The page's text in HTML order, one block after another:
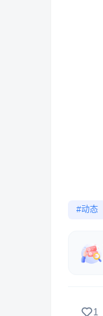
#动态
1